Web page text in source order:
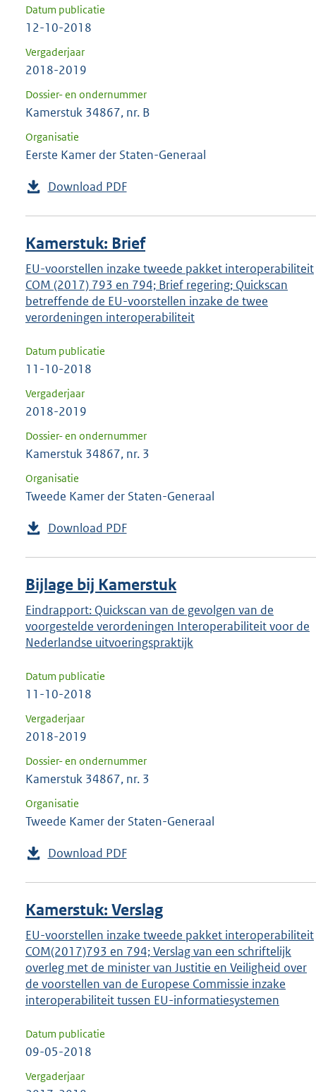
Datum publicatie
12-10-2018
Vergaderjaar
2018-2019
Dossier- en ondernummer
Kamerstuk 34867, nr. B
Organisatie
Eerste Kamer der Staten-Generaal
Download PDF
Kamerstuk: Brief
EU-voorstellen inzake tweede pakket interoperabiliteit
COM (2017) 793 en 794; Brief regering; Quickscan
betreffende de EU-voorstellen inzake de twee
verordeningen interoperabiliteit
Datum publicatie
11-10-2018
Vergaderjaar
2018-2019
Dossier- en ondernummer
Kamerstuk 34867, nr. 3
Organisatie
Tweede Kamer der Staten-Generaal
Download PDF
Bijlage bij Kamerstuk
Eindrapport: Quickscan van de gevolgen van de
voorgestelde verordeningen Interoperabiliteit voor de
Nederlandse uitvoeringspraktijk
Datum publicatie
11-10-2018
Vergaderjaar
2018-2019
Dossier- en ondernummer
Kamerstuk 34867, nr. 3
Organisatie
Tweede Kamer der Staten-Generaal
Download PDF
Kamerstuk: Verslag
EU-voorstellen inzake tweede pakket interoperabiliteit
COM(2017)793 en 794; Verslag van een schriftelijk
overleg met de minister van Justitie en Veiligheid over
de voorstellen van de Europese Commissie inzake
interoperabiliteit tussen EU-informatiesystemen
Datum publicatie
09-05-2018
Vergaderjaar